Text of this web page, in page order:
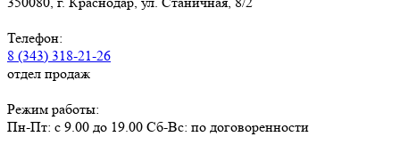
Телефон:
8 (343) 318-21-26
отдел продаж
Режим работы:
Пн-Пт: с 9.00 до 19.00 Сб-Вс: по договоренности